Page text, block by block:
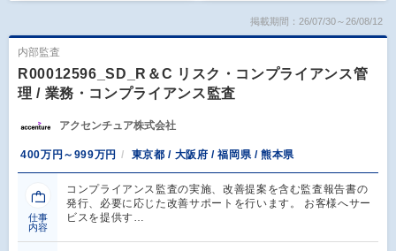
掲載期間：26/07/30～26/08/12
内部監査
R00012596_SD_R＆C リスク・コンプライアンス管
理 / 業務・コンプライアンス監査
アクセンチュア株式会社
400万円～999万円 東京都 / 大阪府 / 福岡県 / 熊本県
仕事
内容
コンプライアンス監査の実施、改善提案を含む監査報告書の
発行、必要に応じた改善サポートを行います。 お客様へサー
ビスを提供す…